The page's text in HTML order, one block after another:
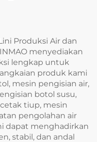
Produksi Air dan
menyediakan
lengkap untuk
produk kami
mesin pengisian air,
botol susu,
tiup, mesin
pengolahan air
dapat menghadirkan
stabil, dan andal